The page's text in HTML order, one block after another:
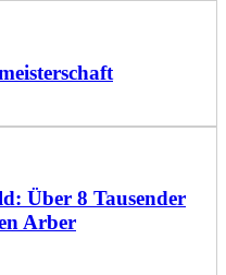
Über 8 Tausender
Arber